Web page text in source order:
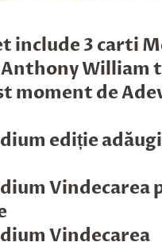
include 3 carti
William
moment de
ediție
Vindecarea
Vindecarea